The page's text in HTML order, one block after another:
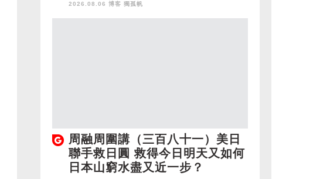
2026.08.06 博客 獨孤帆
周融周圍講（三百八十一）美日
聯手救日圓 救得今日明天又如何
日本山窮水盡又近一步？